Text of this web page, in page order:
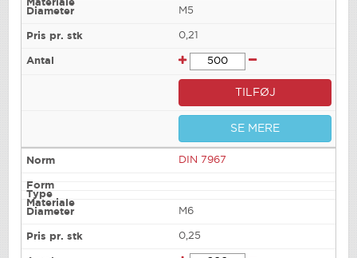
M5
0,21
TILFØJ
SE MERE
DIN 7967
M6
0,25